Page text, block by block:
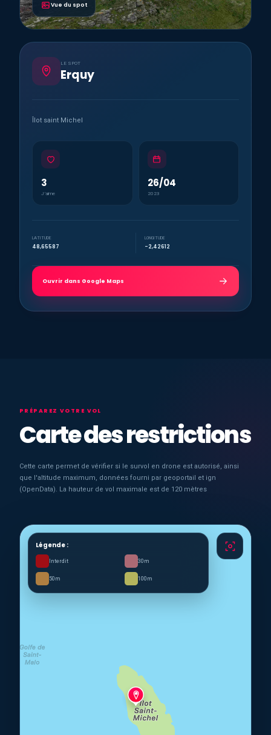
Vue du spot
LE SPOT
Erquy
Îlot saint Michel
3
J’aime
26/04
2023
LATITUDE
48,65587
LONGITUDE
-2,42612
Ouvrir dans Google Maps
PRÉPAREZ VOTRE VOL
Carte des restrictions
Cette carte permet de vérifier si le survol en drone est autorisé, ainsi
que l'altitude maximum, données fourni par geoportail et ign
(OpenData). La hauteur de vol maximale est de 120 mètres
Légende :
Interdit 30m
50m 100m